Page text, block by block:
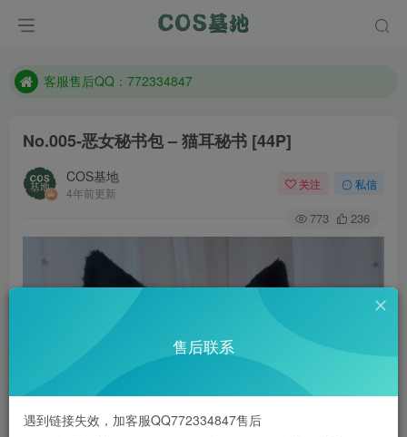
遇到任何问题加客服QQ：772334847
客服售后QQ：772334847
防失联：百度搜索《一七天佳》，实时查看最新站点。
No.005-恶女秘书包 – 猫耳秘书 [44P]
COS基地
4年前更新
关注 私信
773 236
售后联系
遇到链接失效，加客服QQ772334847售后